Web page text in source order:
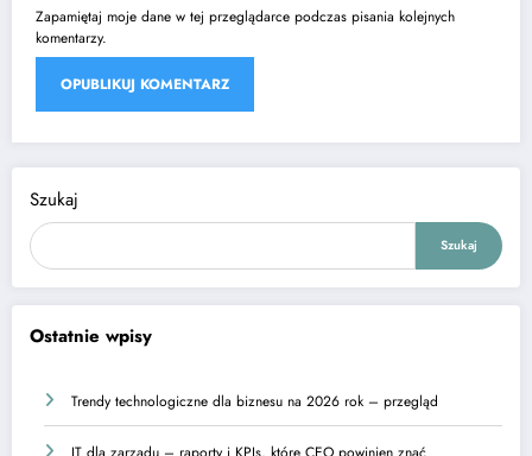
Zapamiętaj moje dane w tej przeglądarce podczas pisania kolejnych
komentarzy.
Szukaj
Szukaj
Ostatnie wpisy
Trendy technologiczne dla biznesu na 2026 rok – przegląd